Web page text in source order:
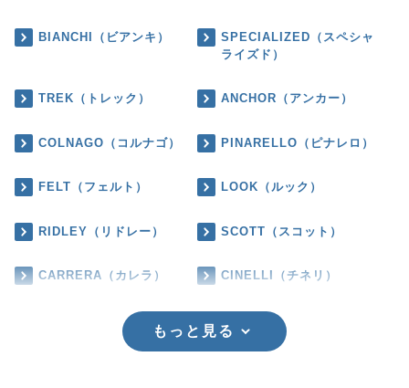
BIANCHI（ビアンキ）
SPECIALIZED（スペシャ
ライズド）
TREK（トレック） ANCHOR（アンカー）
COLNAGO（コルナゴ） PINARELLO（ピナレロ）
FELT（フェルト） LOOK（ルック）
RIDLEY（リドレー） SCOTT（スコット）
CARRERA（カレラ） CINELLI（チネリ）
もっと見る